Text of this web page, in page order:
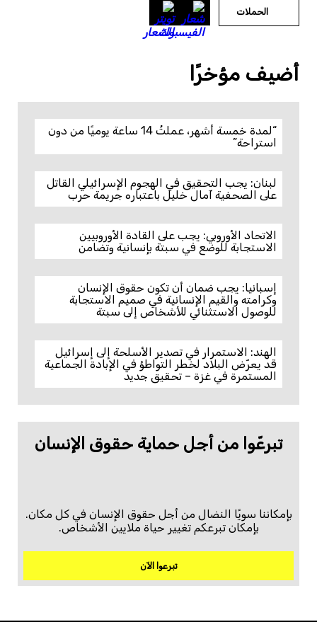
الحملات
أضيف مؤخرًا
“لمدة خمسة أشهر، عملتُ 14 ساعة يوميًا من دون
استراحة”
لبنان: يجب التحقيق في الهجوم الإسرائيلي القاتل
على الصحفية آمال خليل باعتباره جريمة حرب
الاتحاد الأوروبي: يجب على القادة الأوروبيين
الاستجابة للوضع في سبتة بإنسانية وتضامن
إسبانيا: يجب ضمان أن تكون حقوق الإنسان
وكرامته والقيم الإنسانية في صميم الاستجابة
للوصول الاستثنائي للأشخاص إلى سبتة
الهند: الاستمرار في تصدير الأسلحة إلى إسرائيل
قد يعرّض البلاد لخطر التواطؤ في الإبادة الجماعية
المستمرة في غزة – تحقيق جديد
تبرعّوا من أجل حماية حقوق الإنسان
بإمكاننا سويًا النضال من أجل حقوق الإنسان في كل مكان.
بإمكان تبرعكم تغيير حياة ملايين الأشخاص.
تبرعوا الآن